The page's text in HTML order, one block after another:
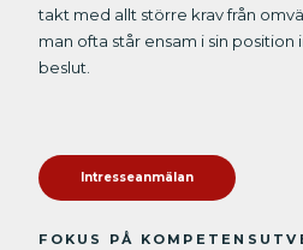
takt med allt större krav från
man ofta står ensam i sin position
beslut.
Intresseanmälan
FOKUS PÅ